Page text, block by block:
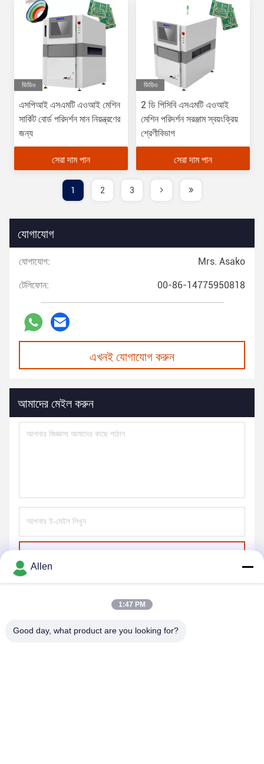
ভিডিও
এসপিআই এসএমটি এওআই মেশিন
সার্কিট বোর্ড পরিদর্শন মান নিয়ন্ত্রণের
জন্য
সেরা দাম পান
ভিডিও
2 ডি পিসিবি এসএমটি এওআই
মেশিন পরিদর্শন সরঞ্জাম স্বয়ংক্রিয়
শ্রেণীবিভাগ
সেরা দাম পান
1 2 3
যোগাযোগ
যোগাযোগ: Mrs. Asako
টেলিফোন: 00-86-14775950818
এখনই যোগাযোগ করুন
আমাদের মেইল করুন
পাঠান
Allen
1:47 PM
Good day, what product are you looking for?